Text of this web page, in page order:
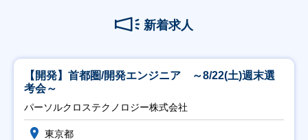
新着求人
【開発】首都圏/開発エンジニア ～8/22(土)週末選
考会～
パーソルクロステクノロジー株式会社
東京都